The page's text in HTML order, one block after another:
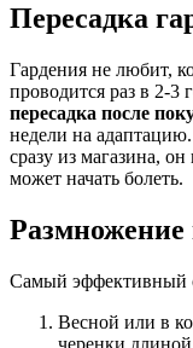
Пересадка
Гардения не любит,
проводится раз в 2-3
пересадка после
недели на
сразу из магазина,
может начать болеть.
Размножение
Самый эффективный
Весной или в
черенки